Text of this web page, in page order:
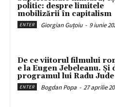
politic: despre limitele
mobilizării în capitalism
ENTER Giorgian Guțoiu - 9 iunie
De ce viitorul filmului
e la Eugen Jebeleanu. Și
programul lui Radu
ENTER Bogdan Popa - 27 aprilie